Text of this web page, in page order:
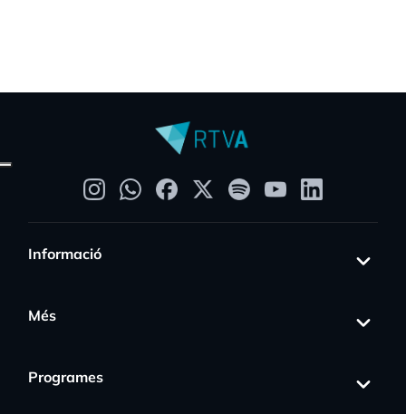
Informació
Més
Programes